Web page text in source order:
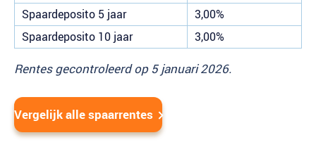
Spaardeposito 5 jaar
3,00%
Spaardeposito 10 jaar
3,00%
Rentes gecontroleerd op 5 januari 2026.
Vergelijk alle spaarrentes